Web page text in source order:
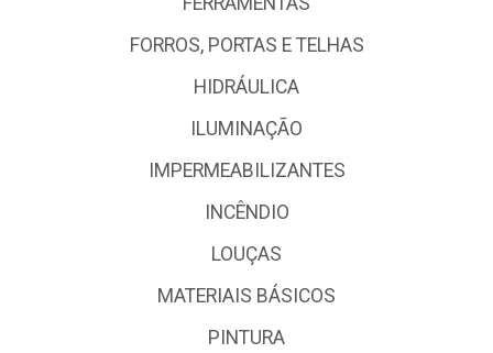
FORROS, PORTAS E TELHAS
HIDRÁULICA
ILUMINAÇÃO
IMPERMEABILIZANTES
INCÊNDIO
LOUÇAS
MATERIAIS BÁSICOS
PINTURA